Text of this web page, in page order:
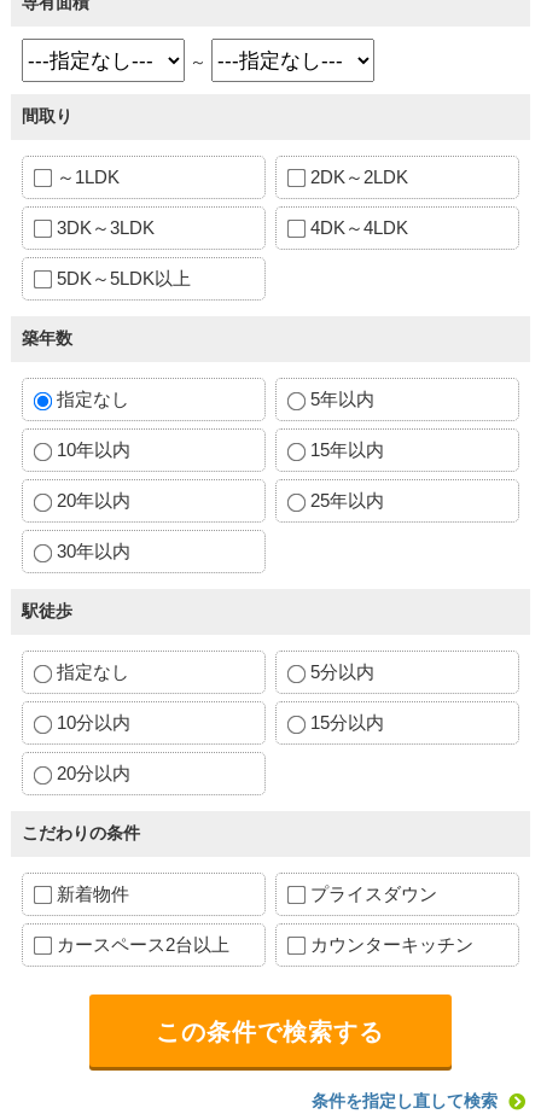
～
間取り
～1LDK 2DK～2LDK
3DK～3LDK 4DK～4LDK
5DK～5LDK以上
築年数
指定なし 5年以内
10年以内 15年以内
20年以内 25年以内
30年以内
駅徒歩
指定なし 5分以内
10分以内 15分以内
20分以内
こだわりの条件
新着物件 プライスダウン
カースペース2台以上 カウンターキッチン
条件を指定し直して検索